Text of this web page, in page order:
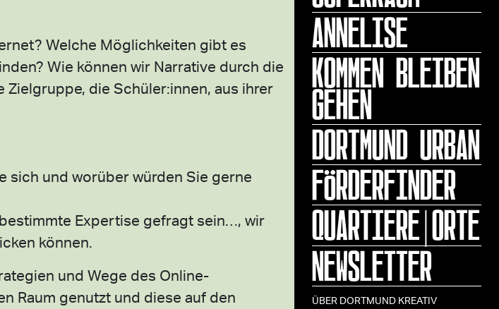
ANNELISE
KOMMEN BLEIBEN
GEHEN
DORTMUND URBAN
FÖRDERFINDER
QUARTIERE|ORTE
NEWSLETTER
ÜBER DORTMUND KREATIV
Welche Möglichkeiten gibt es
Wie können wir Narrative durch die
die Schüler:innen, aus ihrer
sich und worüber würden Sie gerne
Expertise gefragt sein…, wir
können.
und Wege des Online-
Raum genutzt und diese auf den